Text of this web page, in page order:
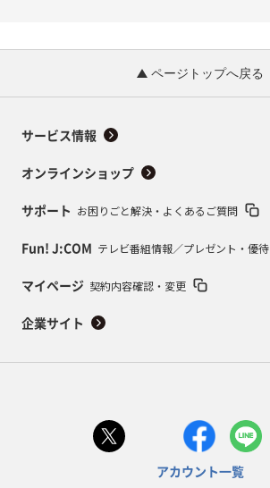
ページトップへ戻る
サービス情報
オンラインショップ
サポート お困りごと解決・よくあるご質問
Fun! J:COM テレビ番組情報／プレゼント・優待
マイページ 契約内容確認・変更
企業サイト
アカウント一覧